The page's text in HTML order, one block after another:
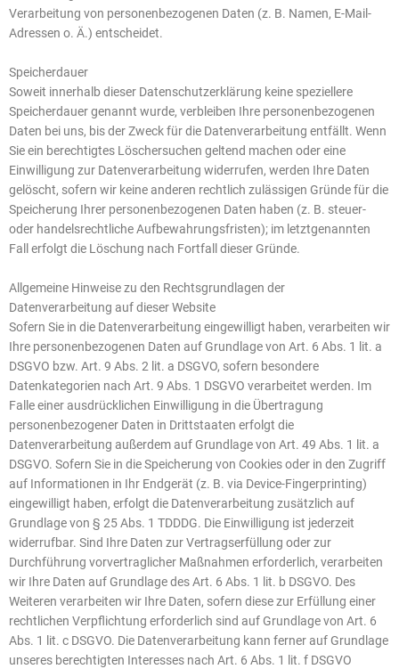
Verarbeitung von personenbezogenen Daten (z. B. Namen, E-Mail-
Adressen o. Ä.) entscheidet.
Speicherdauer
Soweit innerhalb dieser Datenschutzerklärung keine speziellere
Speicherdauer genannt wurde, verbleiben Ihre personenbezogenen
Daten bei uns, bis der Zweck für die Datenverarbeitung entfällt. Wenn
Sie ein berechtigtes Löschersuchen geltend machen oder eine
Einwilligung zur Datenverarbeitung widerrufen, werden Ihre Daten
gelöscht, sofern wir keine anderen rechtlich zulässigen Gründe für die
Speicherung Ihrer personenbezogenen Daten haben (z. B. steuer-
oder handelsrechtliche Aufbewahrungsfristen); im letztgenannten
Fall erfolgt die Löschung nach Fortfall dieser Gründe.
Allgemeine Hinweise zu den Rechtsgrundlagen der
Datenverarbeitung auf dieser Website
Sofern Sie in die Datenverarbeitung eingewilligt haben, verarbeiten wir
Ihre personenbezogenen Daten auf Grundlage von Art. 6 Abs. 1 lit. a
DSGVO bzw. Art. 9 Abs. 2 lit. a DSGVO, sofern besondere
Datenkategorien nach Art. 9 Abs. 1 DSGVO verarbeitet werden. Im
Falle einer ausdrücklichen Einwilligung in die Übertragung
personenbezogener Daten in Drittstaaten erfolgt die
Datenverarbeitung außerdem auf Grundlage von Art. 49 Abs. 1 lit. a
DSGVO. Sofern Sie in die Speicherung von Cookies oder in den Zugriff
auf Informationen in Ihr Endgerät (z. B. via Device-Fingerprinting)
eingewilligt haben, erfolgt die Datenverarbeitung zusätzlich auf
Grundlage von § 25 Abs. 1 TDDDG. Die Einwilligung ist jederzeit
widerrufbar. Sind Ihre Daten zur Vertragserfüllung oder zur
Durchführung vorvertraglicher Maßnahmen erforderlich, verarbeiten
wir Ihre Daten auf Grundlage des Art. 6 Abs. 1 lit. b DSGVO. Des
Weiteren verarbeiten wir Ihre Daten, sofern diese zur Erfüllung einer
rechtlichen Verpflichtung erforderlich sind auf Grundlage von Art. 6
Abs. 1 lit. c DSGVO. Die Datenverarbeitung kann ferner auf Grundlage
unseres berechtigten Interesses nach Art. 6 Abs. 1 lit. f DSGVO